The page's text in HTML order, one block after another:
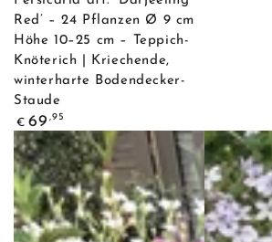
Red’ – 24 Pflanzen Ø 9 cm
Höhe 10–25 cm – Teppich-
Knöterich | Kriechende,
winterharte Bodendecker-
Staude
Regulärer
Preis
€ 69 ,95